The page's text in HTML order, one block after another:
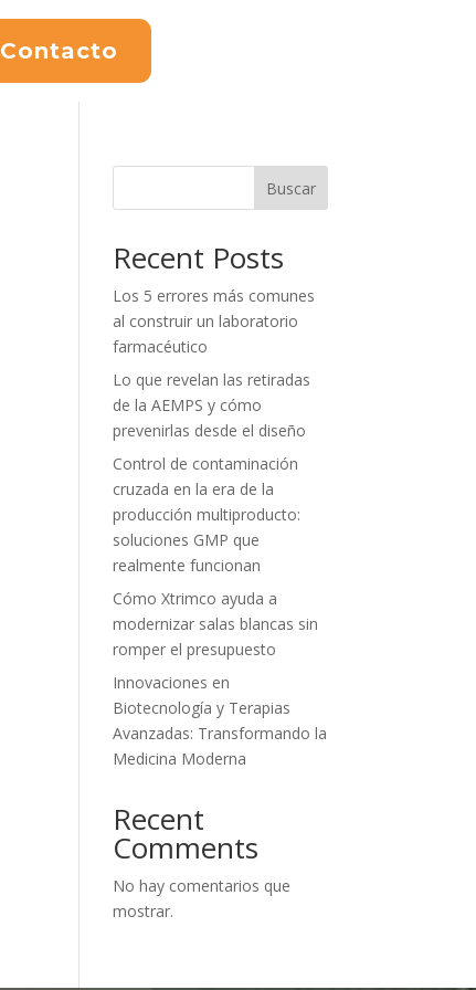
Contacto
Buscar
Recent Posts
Los 5 errores más comunes
al construir un laboratorio
farmacéutico
Lo que revelan las retiradas
de la AEMPS y cómo
prevenirlas desde el diseño
Control de contaminación
cruzada en la era de la
producción multiproducto:
soluciones GMP que
realmente funcionan
Cómo Xtrimco ayuda a
modernizar salas blancas sin
romper el presupuesto
Innovaciones en
Biotecnología y Terapias
Avanzadas: Transformando la
Medicina Moderna
Recent
Comments
No hay comentarios que
mostrar.